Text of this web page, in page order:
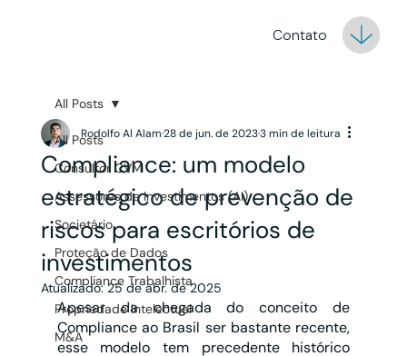
Contato
All Posts
Consultor CVM
Assessores de Investimentos (AI)
Societário
Proteção de Dados
Compliance Trabalhista
Propriedade Intelectual
M&A
All Posts
Compliance: um modelo
estratégico de prevenção de
riscos para escritórios de
investimentos
Rodolfo Al Alam28 de jun. de 20233 min de leitura
Atualizado:25 de abr. de 2025
Apesar da chegada do conceito de
Compliance ao Brasil ser bastante recente,
esse modelo tem precedente histórico